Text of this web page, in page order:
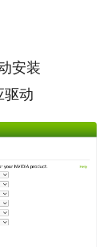
安装
驱动